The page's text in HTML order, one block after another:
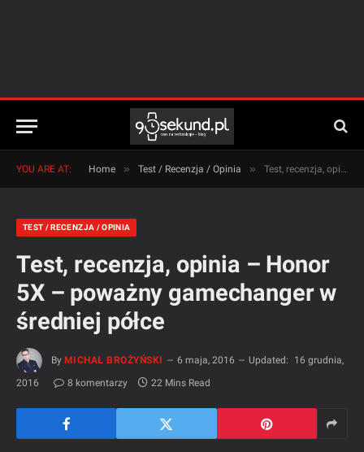
YOU ARE AT: Home » Test / Recenzja / Opinia » Test, recenzja, opinia – Honor 5X – poważny gamechanger w średniej półce
TEST / RECENZJA / OPINIA
Test, recenzja, opinia – Honor
5X – poważny gamechanger w
średniej półce
By MICHAŁ BROŻYŃSKI 6 maja, 2016 Updated:
16 grudnia,
2016
8 komentarzy 22 Mins Read